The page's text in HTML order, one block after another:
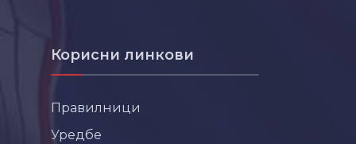
Корисни линкови
Правилници
Уредбе